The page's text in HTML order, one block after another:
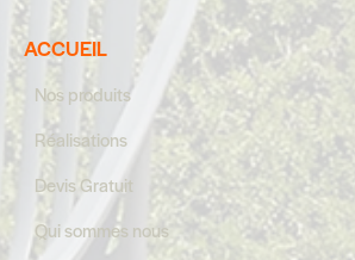
ACCUEIL
Nos produits
Réalisations
Devis Gratuit
Qui sommes nous